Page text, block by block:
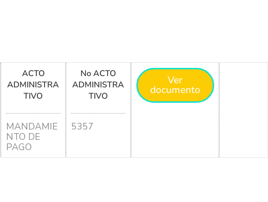
ACTO
ADMINISTRA
TIVO
MANDAMIE
NTO DE
PAGO
No ACTO
ADMINISTRA
TIVO
5357
Ver
documento